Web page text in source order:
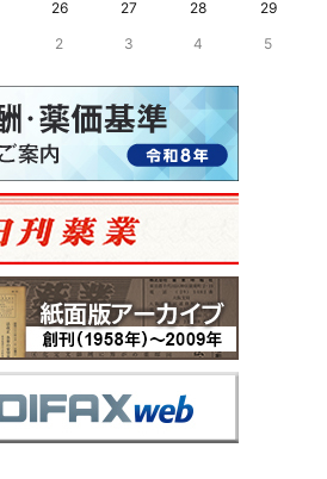
26 27 28
29
2 3 4 5